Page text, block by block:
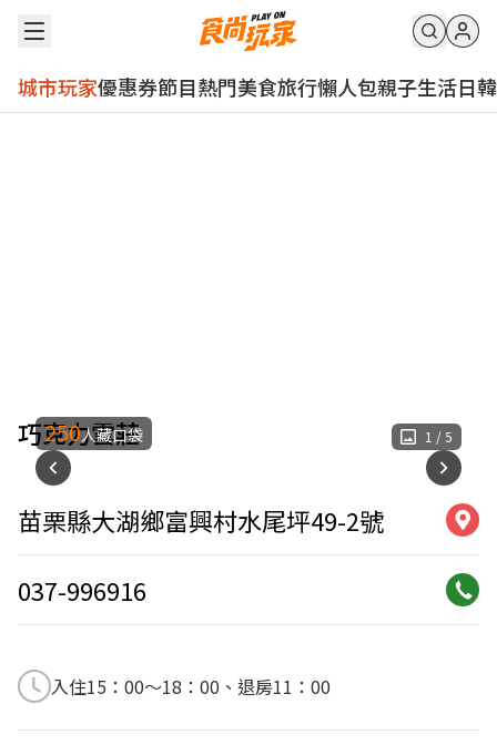
城市玩家優惠券節目熱門美食旅行懶人包親子生活日韓
巧克力雲莊 1 /5
250人藏口袋
苗栗縣大湖鄉富興村水尾坪49-2號
037-996916
入住15：00～18：00、退房11：00